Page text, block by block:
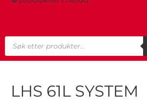
LHS 61L SYSTEM